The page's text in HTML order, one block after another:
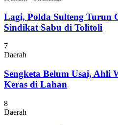
Lagi, Polda Sulteng Turun
Sindikat Sabu di Tolitoli
7
Daerah
Sengketa Belum Usai, Ahli
Keras di Lahan
8
Daerah